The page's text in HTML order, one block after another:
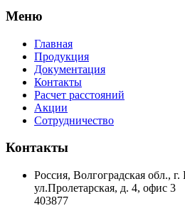
Меню
Главная
Продукция
Документация
Контакты
Расчет расстояний
Акции
Сотрудничество
Контакты
Россия, Волгоградская обл.,
ул.Пролетарская, д. 4, офис 3
403877